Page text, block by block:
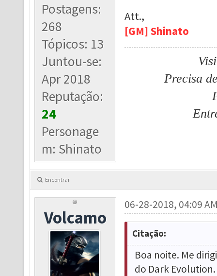
Postagens:
268
Tópicos: 13
Juntou-se:
Apr 2018
Reputação:
24
Personage
m: Shinato
Att.,
[GM] Shinato
Precisa
Encontrar
Volcamo
06-28-2018, 04:09
Citação:
Boa noite. Me
do Dark Evolution.